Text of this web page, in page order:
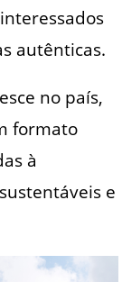
autênticas.
no país,
formato
à
e